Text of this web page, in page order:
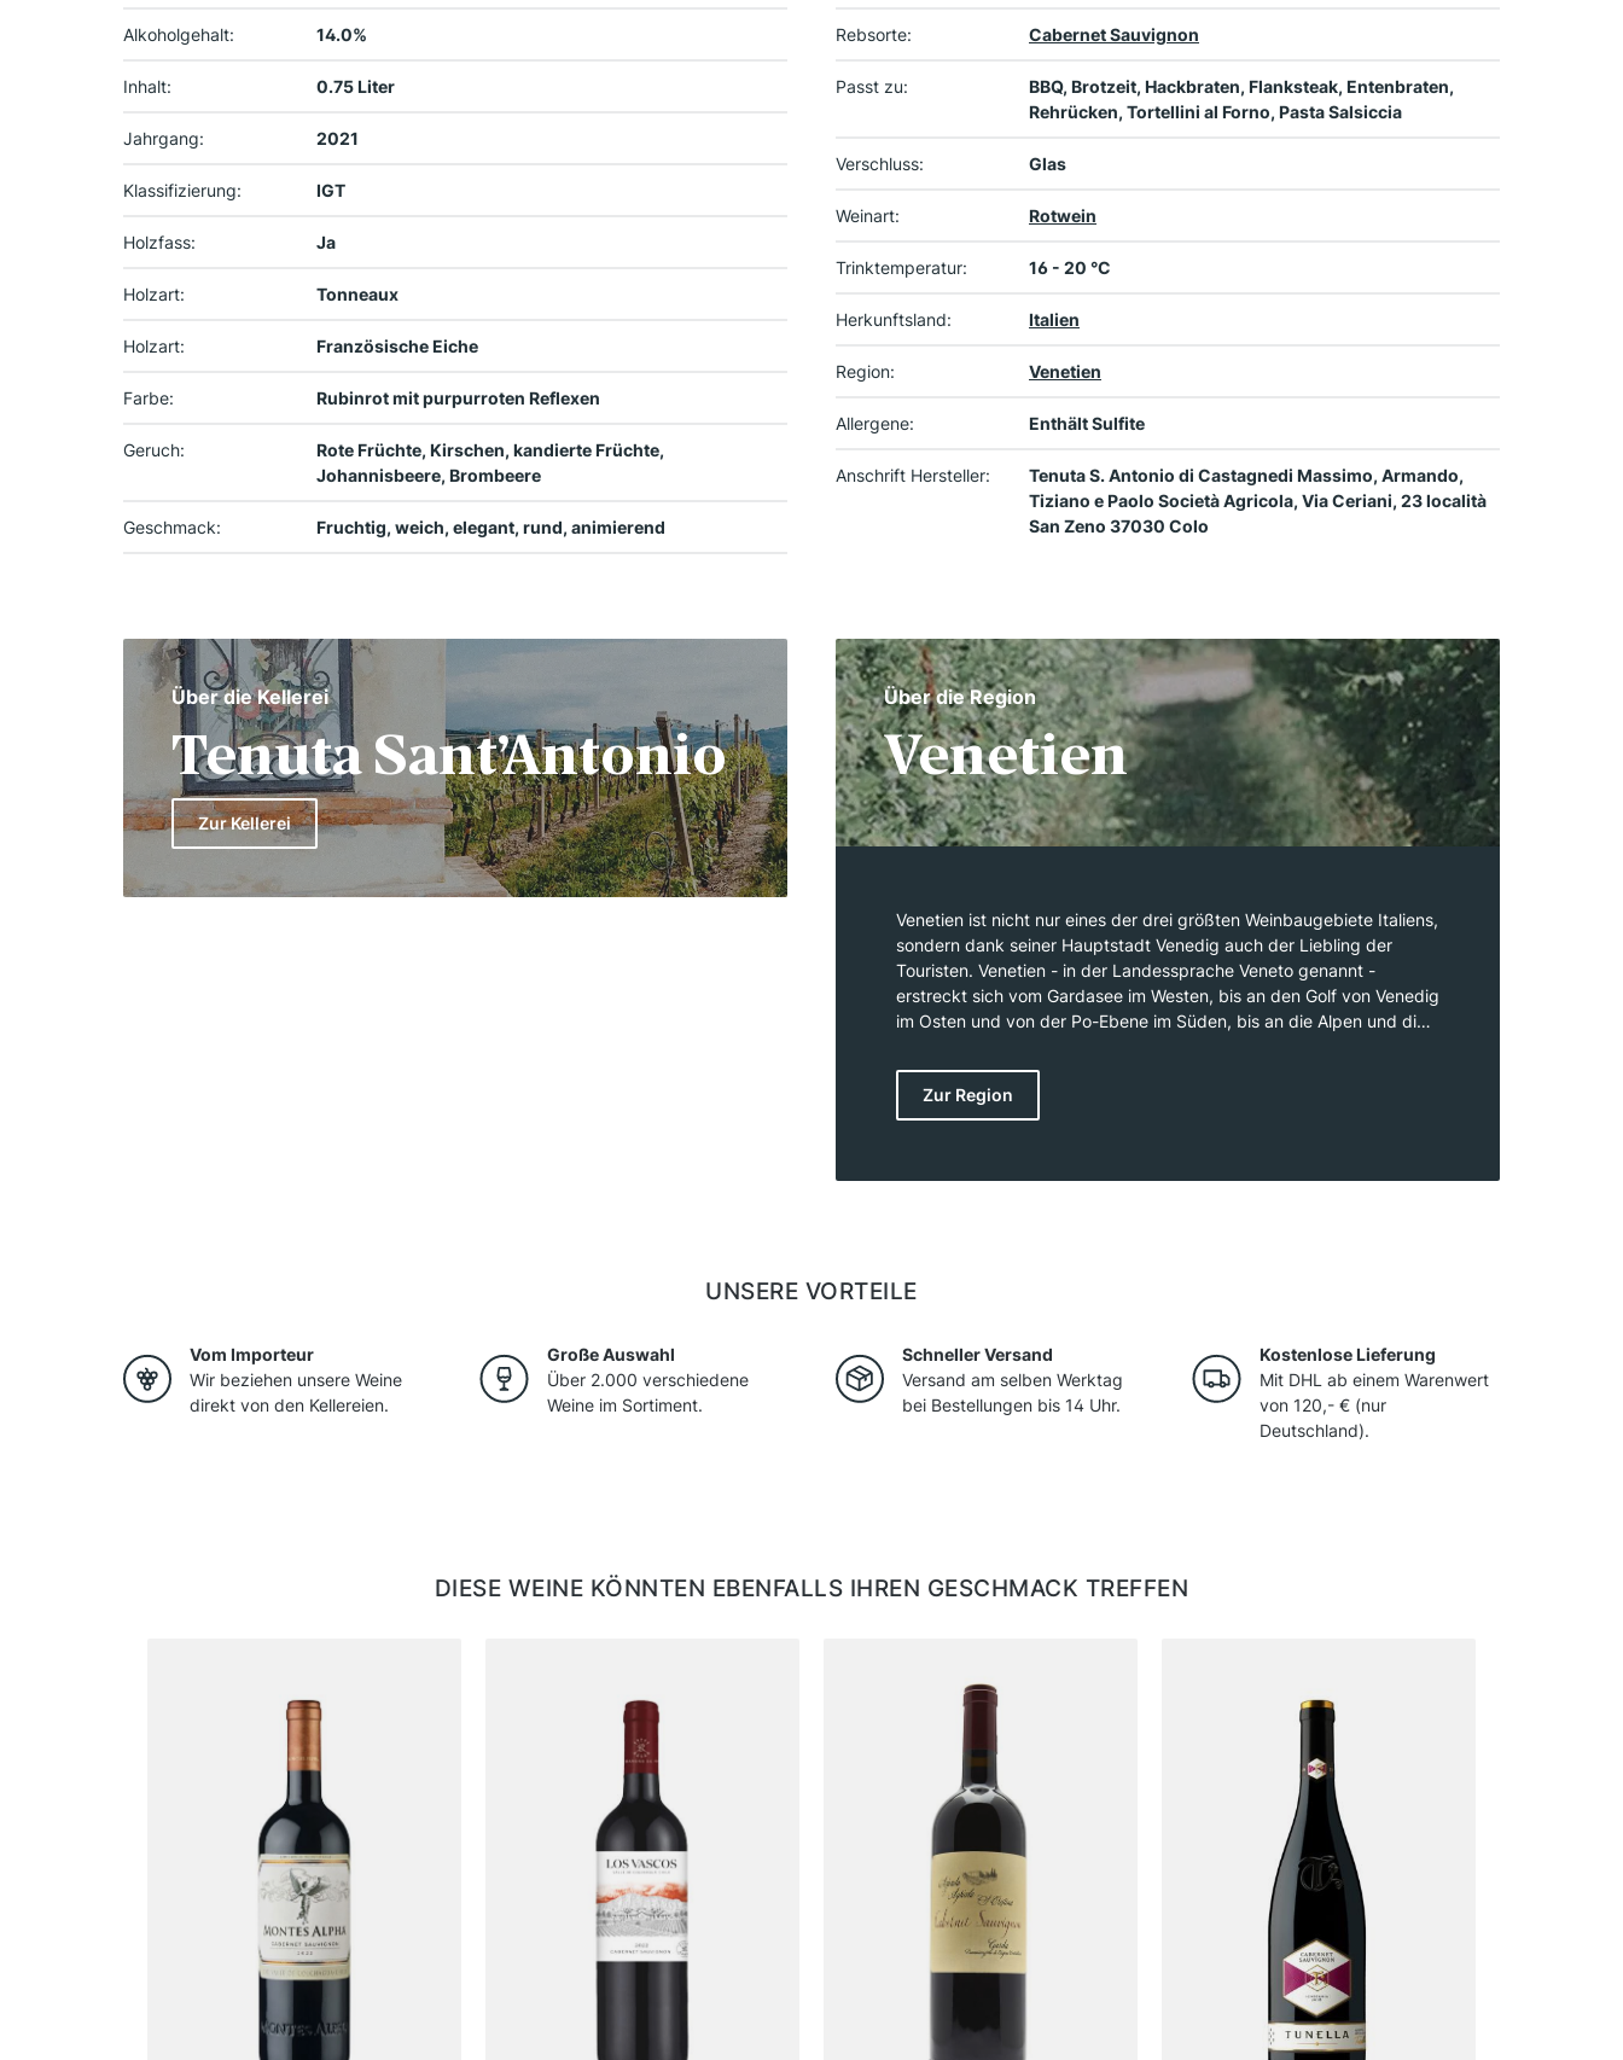
Alkoholgehalt: 14.0%
Inhalt: 0.75 Liter
Jahrgang: 2021
Klassifizierung: IGT
Holzfass: Ja
Holzart: Tonneaux
Holzart: Französische Eiche
Farbe: Rubinrot mit purpurroten Reflexen
Geruch:
Rote Früchte, Kirschen, kandierte Früchte,
Johannisbeere, Brombeere
Geschmack: Fruchtig, weich, elegant, rund, animierend
Rebsorte: Cabernet Sauvignon
Passt zu:
BBQ, Brotzeit, Hackbraten, Flanksteak, Entenbraten,
Rehrücken, Tortellini al Forno, Pasta Salsiccia
Verschluss: Glas
Weinart: Rotwein
Trinktemperatur: 16 - 20 °C
Herkunftsland: Italien
Region: Venetien
Allergene: Enthält Sulfite
Anschrift Hersteller:
Tenuta S. Antonio di Castagnedi Massimo, Armando,
Tiziano e Paolo Società Agricola, Via Ceriani, 23 località
San Zeno 37030 Colo
Über die Kellerei
Tenuta Sant’Antonio
Zur Kellerei
Über die Region
Venetien
Venetien ist nicht nur eines der drei größten Weinbaugebiete Italiens,
sondern dank seiner Hauptstadt Venedig auch der Liebling der
Touristen. Venetien - in der Landessprache Veneto genannt -
erstreckt sich vom Gardasee im Westen, bis an den Golf von Venedig
im Osten und von der Po-Ebene im Süden, bis an die Alpen und die
und Westen, flache Ebenen im Zentrum und Küstenlagen an der
Adria bildet Venetien somit geografisch gesehen eine der
abwechslungsreichsten Weinbauregionen Italiens und bringt eine
Zur Region
UNSERE VORTEILE
Vom Importeur
Wir beziehen unsere Weine
direkt von den Kellereien.
Große Auswahl
Über 2.000 verschiedene
Weine im Sortiment.
Schneller Versand
Versand am selben Werktag
bei Bestellungen bis 14 Uhr.
Kostenlose Lieferung
Mit DHL ab einem Warenwert
von 120,- € (nur
Deutschland).
DIESE WEINE KÖNNTEN EBENFALLS IHREN GESCHMACK TREFFEN